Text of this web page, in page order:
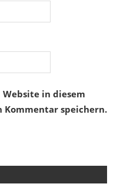
Website in diesem
Kommentar speichern.